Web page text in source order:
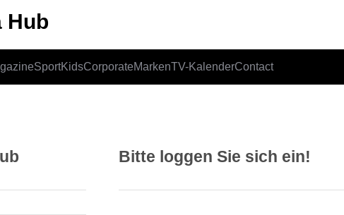
Hub
SportKidsCorporateMarkenTV-KalenderContact
Bitte loggen Sie sich ein!